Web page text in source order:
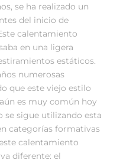
se ha realizado un
del inicio de
calentamiento
en una ligera
estáticos.
numerosas
que este viejo estilo
es muy común hoy
se sigue utilizando esta
categorías formativas
calentamiento
diferente: el